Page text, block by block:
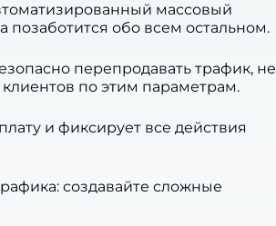
массовый
обо всем остальном.
перепродавать трафик, не
по этим параметрам.
и фиксирует все действия
создавайте сложные